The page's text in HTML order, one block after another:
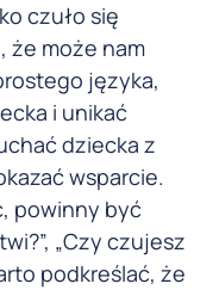
czuło się
że może nam
języka,
i unikać
dziecka z
wsparcie.
powinny być
„Czy czujesz
podkreślać, że